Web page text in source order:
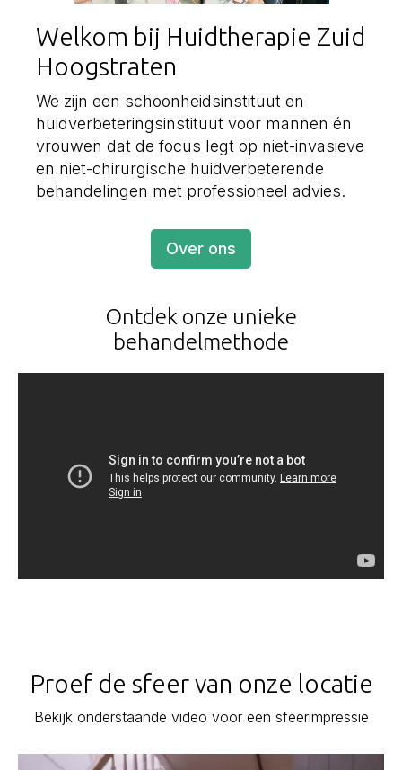
Welkom bij Huidtherapie Zuid
Hoogstraten
We zijn een schoonheidsinstituut en
huidverbeteringsinstituut voor mannen én
vrouwen dat de focus legt op niet-invasieve
en niet-chirurgische huidverbeterende
behandelingen met professioneel advies.
Over ons
Ontdek onze unieke
behandelmethode
Proef de sfeer van onze locatie
Bekijk onderstaande video voor een sfeerimpressie